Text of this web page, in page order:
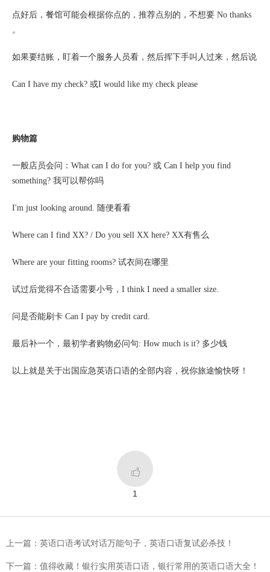
点好后，餐馆可能会根据你点的，推荐点别的，不想要 No thanks
。
如果要结账，盯着一个服务人员看，然后挥下手叫人过来，然后说
Can I have my check? 或I would like my check please
购物篇
一般店员会问： What can I do for you? 或 Can I help you find
something? 我可以帮你吗
I'm just looking around. 随便看看
Where can I find XX? / Do you sell XX here? XX有售么
Where are your fitting rooms? 试衣间在哪里
试过后觉得不合适需要小号， I think I need a smaller size.
问是否能刷卡 Can I pay by credit card.
最后补一个，最初学者购物必问句: How much is it? 多少钱
以上就是关于出国应急英语口语的全部内容，祝你旅途愉快呀！

1
上一篇：英语口语考试对话万能句子，英语口语复试必杀技！
下一篇：值得收藏！银行实用英语口语，银行常用的英语口语大全！